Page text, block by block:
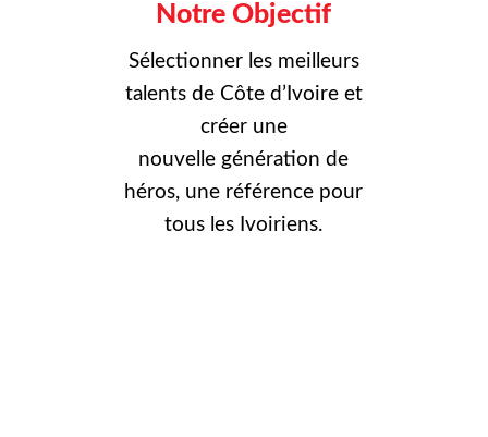
Notre Objectif
Sélectionner les meilleurs
talents de Côte d’Ivoire et
créer une
nouvelle génération de
héros, une référence pour
tous les Ivoiriens.